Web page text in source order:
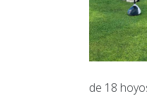
de 18